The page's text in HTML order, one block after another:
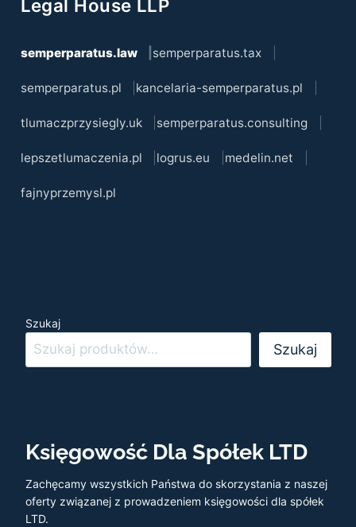
Legal House LLP
semperparatus.law semperparatus.tax
semperparatus.pl kancelaria-semperparatus.pl
tlumaczprzysiegly.uk semperparatus.consulting
lepszetlumaczenia.pl logrus.eu medelin.net
fajnyprzemysl.pl
Szukaj
Szukaj
Księgowość Dla Spółek LTD
Zachęcamy wszystkich Państwa do skorzystania z naszej
oferty związanej z prowadzeniem księgowości dla spółek
LTD.